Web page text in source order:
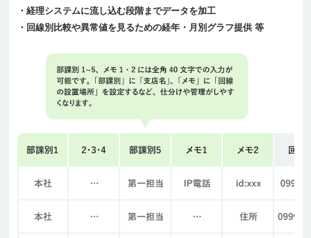
・経理システムに流し込む段階までデータを加工
・回線別比較や異常値を見るための経年・月別グラフ提供 等